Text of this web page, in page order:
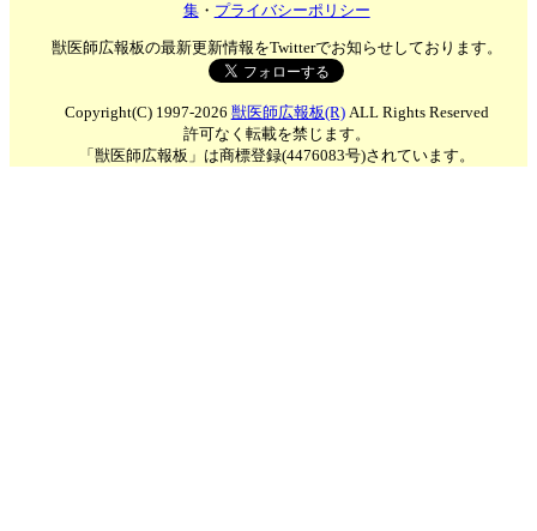
集・ プライバシーポリシー
獣医師広報板の最新更新情報をTwitterでお知らせしております。
Copyright(C) 1997-2026 獣医師広報板(R)ALL Rights Reserved
許可なく転載を禁じます。
「獣医師広報板」は商標登録(4476083号)されています。